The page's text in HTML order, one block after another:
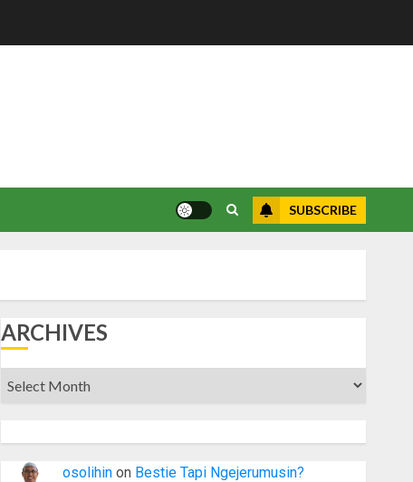
SUBSCRIBE
ARCHIVES
Archives
osolihinon Bestie Tapi Ngejerumusin?